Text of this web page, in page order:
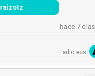
Iraizotz
hace 7 días
adio.eus